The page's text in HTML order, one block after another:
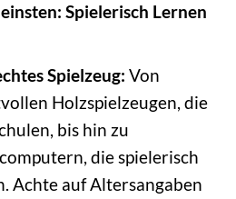
Spielerisch Lernen
Spielzeug: Von
Holzspielzeugen, die
bis hin zu
die spielerisch
Achte auf Altersangaben